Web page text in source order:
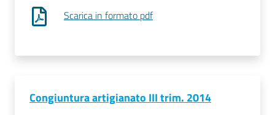
Scarica in formato pdf
Congiuntura artigianato III trim. 2014